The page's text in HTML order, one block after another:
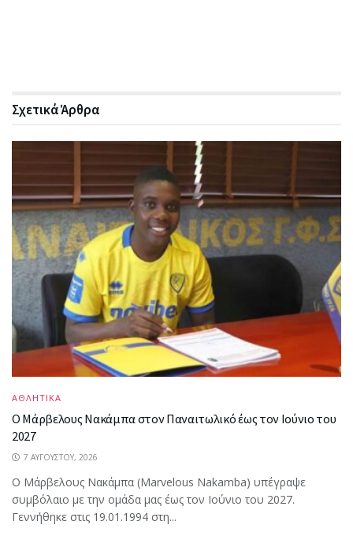
ΣχετικάΆρθρα
ΑΘΛΗΤΙΚΑ
Ο Μάρβελους Nακάμπα στον Παναιτωλικό έως τον Ιούνιο του
2027
7 ΑΥΓΟΎΣΤΟΥ, 2026
Ο Μάρβελους Nακάμπα (Marvelous Nakamba) υπέγραψε
συμβόλαιο με την ομάδα μας έως τον Ιούνιο του 2027.
Γεννήθηκε στις 19.01.1994 στη...